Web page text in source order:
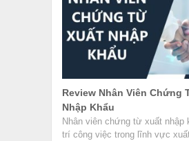
Review Nhân Viên Chứng
Nhập Khẩu
Nhân viên chứng từ xuất nhập
trí công việc trong lĩnh vực